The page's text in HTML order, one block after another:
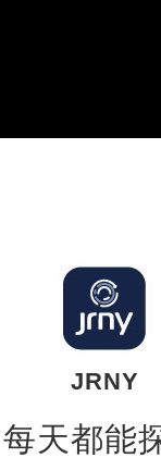
JRNY
每天都能